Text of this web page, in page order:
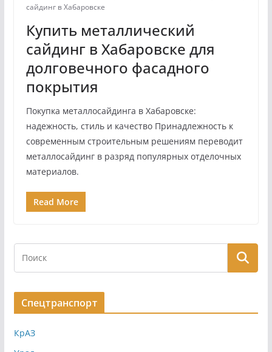
сайдинг в Хабаровске
Купить металлический
сайдинг в Хабаровске для
долговечного фасадного
покрытия
Покупка металлосайдинга в Хабаровске:
надежность, стиль и качество Принадлежность к
современным строительным решениям переводит
металлосайдинг в разряд популярных отделочных
материалов.
Read More
Спецтранспорт
КрАЗ